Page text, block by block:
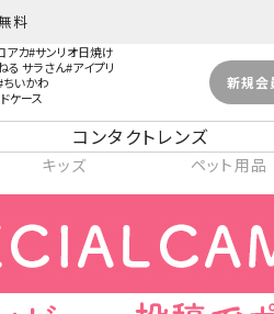
料
アカ サンリオ日焼け
る サラさん アイプリ
ちいかわ
ケース
新規会
コンタクトレンズ
キッズ ペット用品